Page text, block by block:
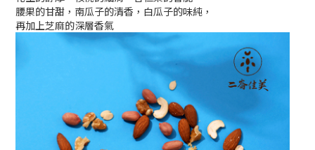
腰果的甘甜，南瓜子的清香，白瓜子的味純，
再加上芝麻的深層香氣